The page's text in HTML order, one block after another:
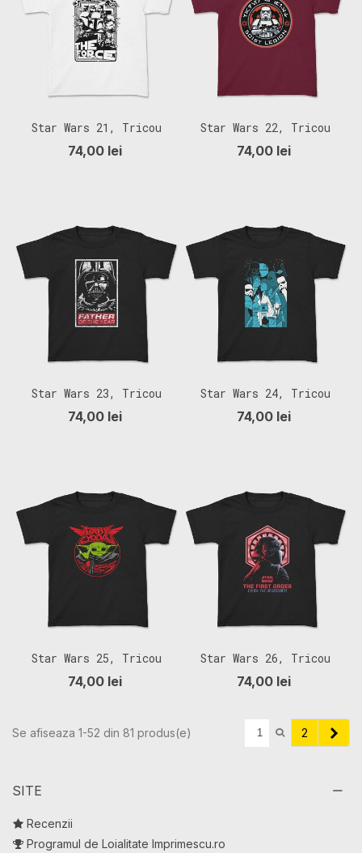
Star Wars 21, Tricou
Copii
74,00 lei
Star Wars 22, Tricou
Copii
74,00 lei
Star Wars 23, Tricou
Copii
74,00 lei
Star Wars 24, Tricou
Copii
74,00 lei
Star Wars 25, Tricou
Copii
74,00 lei
Star Wars 26, Tricou
Copii
74,00 lei
Se afiseaza 1-52 din 81 produs(e) 2
SITE
Recenzii
Programul de Loialitate Imprimescu.ro